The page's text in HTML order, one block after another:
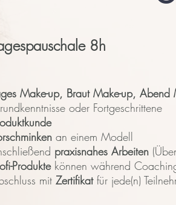
8h
Make-up, Braut Make-up, Abend
oder Fortgeschrittene
an einem Modell
praxisnahes Arbeiten
Produktekönnen während
mit Zertifikatfür jede(n)